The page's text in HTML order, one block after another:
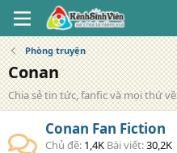
Phòng truyện
Conan
Chia sẻ tin tức, fanfic và mọi thứ
Conan Fan Fiction
Chủ đề 1,4K Bài viết 30,2K